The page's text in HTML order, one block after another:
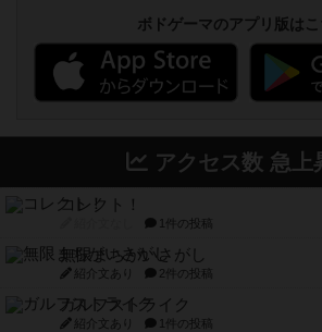
ボドゲーマのアプリ版はこ
アクセス数 急上
コレクト！
1件の投稿
無限まちがいさがし
紹介文あり 2件の投稿
ガルフストライク
紹介文あり 1件の投稿